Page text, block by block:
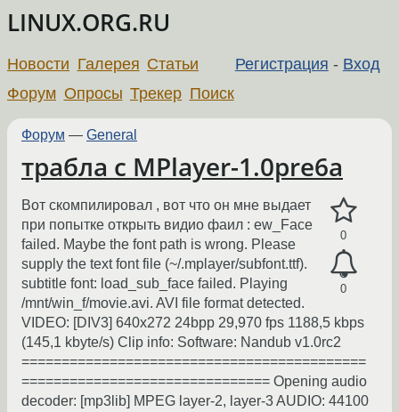
LINUX.ORG.RU
Регистрация - Вход
Новости Галерея Статьи
Форум Опросы Трекер Поиск
Форум — General
трабла с MPlayer-1.0pre6a
0
0
Вот скомпилировал , вот что он мне выдает
при попытке открыть видио фаил : ew_Face
failed. Maybe the font path is wrong. Please
supply the text font file (~/.mplayer/subfont.ttf).
subtitle font: load_sub_face failed. Playing
/mnt/win_f/movie.avi. AVI file format detected.
VIDEO: [DIV3] 640x272 24bpp 29,970 fps 1188,5 kbps
(145,1 kbyte/s) Clip info: Software: Nandub v1.0rc2
===========================================
=============================== Opening audio
decoder: [mp3lib] MPEG layer-2, layer-3 AUDIO: 44100